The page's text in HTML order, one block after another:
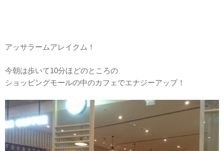
アッサラームアレイクム！
今朝は歩いて10分ほどのところの
ショッピングモールの中のカフェでエナジーアップ！